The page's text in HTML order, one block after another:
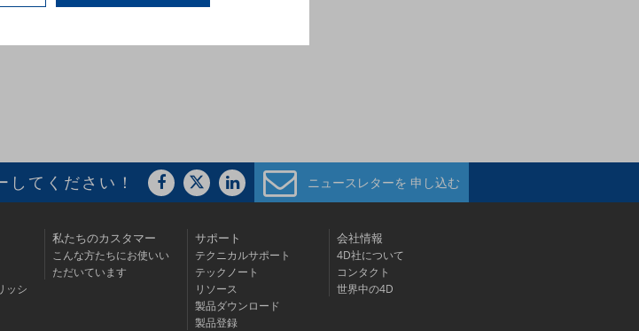
ニュースレターを 申し込む
してください！
ッシ
私たちのカスタマー
こんな方たちにお使いい
ただいています
サポート
テクニカルサポート
テックノート
リソース
製品ダウンロード
製品登録
会社情報
4D社について
コンタクト
世界中の4D